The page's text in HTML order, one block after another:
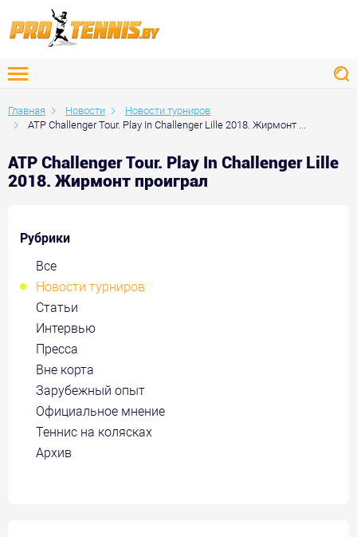
Главная Новости
Новости турниров
ATP Challenger Tour. Play In Challenger Lille 2018. Жирмонт ...
ATP Challenger Tour. Play In Challenger Lille
2018. Жирмонт проиграл
Рубрики
Все
Новости турниров
Статьи
Интервью
Пресса
Вне корта
Зарубежный опыт
Официальное мнение
Теннис на колясках
Архив